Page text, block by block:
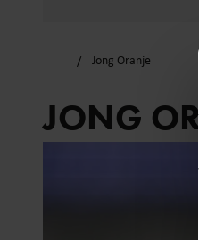
Jong Oranje
JONG